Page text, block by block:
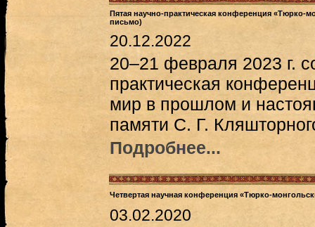
Пятая научно-практическая конференция
письмо)
20.12.2022
20–21 февраля 2023 г.
практическая
мир в прошлом и
памяти С. Г.
Подробнее...
Четвертая научная конференция «Тюрко-
03.02.2020